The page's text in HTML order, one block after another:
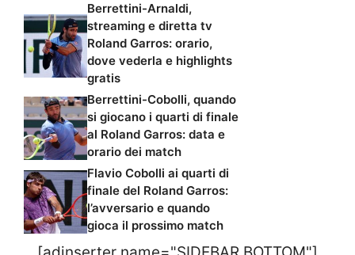
Berrettini-Arnaldi,
streaming e diretta tv
Roland Garros: orario,
dove vederla e highlights
gratis
Berrettini-Cobolli, quando
si giocano i quarti di finale
al Roland Garros: data e
orario dei match
Flavio Cobolli ai quarti di
finale del Roland Garros:
l’avversario e quando
gioca il prossimo match